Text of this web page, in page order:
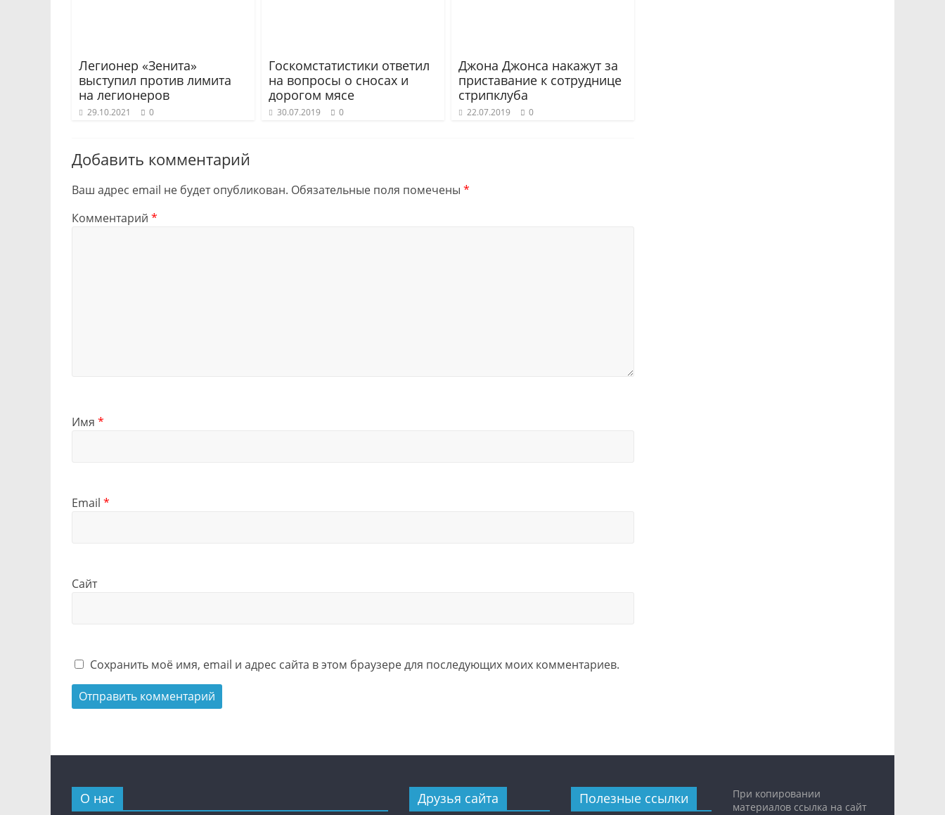
Легионер «Зенита»
выступил против лимита
на легионеров
29.10.2021 0
Госкомстатистики ответил
на вопросы о сносах и
дорогом мясе
30.07.2019 0
Джона Джонса накажут за
приставание к сотруднице
стрипклуба
22.07.2019 0
Добавить комментарий
Ваш адрес email не будет опубликован. Обязательные поля помечены *
Комментарий *
Имя *
Email *
Сайт
Сохранить моё имя, email и адрес сайта в этом браузере для последующих моих комментариев.
О нас Друзья сайта Полезные ссылки
При копировании
материалов ссылка на сайт